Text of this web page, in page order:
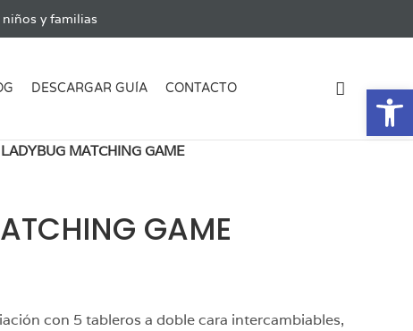
y familias
DESCARGAR GUÍA CONTACTO
LADYBUG MATCHING GAME
GAME
con 5 tableros a doble cara intercambiables,